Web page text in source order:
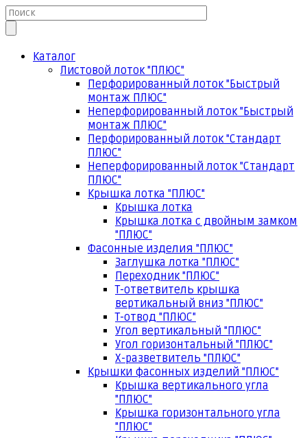
Каталог
Листовой лоток "ПЛЮС"
Перфорированный лоток "Быстрый
монтаж ПЛЮС"
Неперфорированный лоток "Быстрый
монтаж ПЛЮС"
Перфорированный лоток "Стандарт
ПЛЮС"
Неперфорированный лоток "Стандарт
ПЛЮС"
Крышка лотка "ПЛЮС"
Крышка лотка
Крышка лотка с двойным замком
"ПЛЮС"
Фасонные изделия "ПЛЮС"
Заглушка лотка "ПЛЮС"
Переходник "ПЛЮС"
Т-ответвитель крышка
вертикальный вниз "ПЛЮС"
Т-отвод "ПЛЮС"
Угол вертикальный "ПЛЮС"
Угол горизонтальный "ПЛЮС"
Х-разветвитель "ПЛЮС"
Крышки фасонных изделий "ПЛЮС"
Крышка вертикального угла
"ПЛЮС"
Крышка горизонтального угла
"ПЛЮС"